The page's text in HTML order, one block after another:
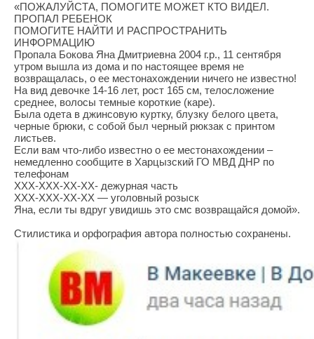
«ПОЖАЛУЙСТА, ПОМОГИТЕ МОЖЕТ КТО ВИДЕЛ.
ПРОПАЛ РЕБЕНОК
ПОМОГИТЕ НАЙТИ И РАСПРОСТРАНИТЬ
ИНФОРМАЦИЮ
Пропала Бокова Яна Дмитриевна 2004 г.р., 11 сентября
утром вышла из дома и по настоящее время не
возвращалась, о ее местонахождении ничего не известно!
На вид девочке 14-16 лет, рост 165 см, телосложение
среднее, волосы темные короткие (каре).
Была одета в джинсовую куртку, блузку белого цвета,
черные брюки, с собой был черный рюкзак с принтом
листьев.
Если вам что-либо известно о ее местонахождении –
немедленно сообщите в Харцызский ГО МВД ДНР по
телефонам
ХХХ-ХХХ-ХХ-ХХ- дежурная часть
ХХХ-ХХХ-ХХ-ХХ — уголовный розыск
Яна, если ты вдруг увидишь это смс возвращайся домой».
Стилистика и орфография автора полностью сохранены.